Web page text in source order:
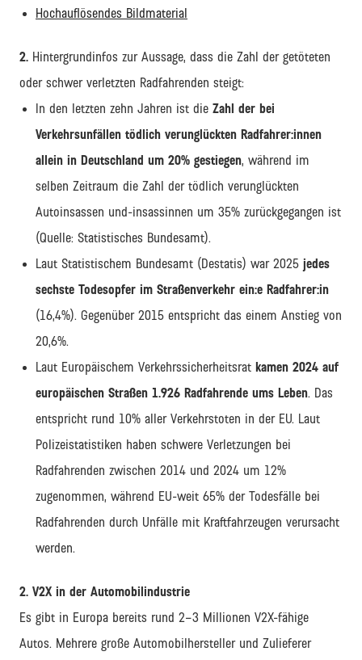
Hochauflösendes Bildmaterial
2. Hintergrundinfos zur Aussage, dass die Zahl der getöteten
oder schwer verletzten Radfahrenden steigt:
In den letzten zehn Jahren ist die Zahl der bei
Verkehrsunfällen tödlich verunglückten Radfahrer:innen
allein in Deutschland um 20% gestiegen, während im
selben Zeitraum die Zahl der tödlich verunglückten
Autoinsassen und-insassinnen um 35% zurückgegangen ist
(Quelle: Statistisches Bundesamt).
Laut Statistischem Bundesamt (Destatis) war 2025 jedes
sechste Todesopfer im Straßenverkehr ein:e Radfahrer:in
(16,4%). Gegenüber 2015 entspricht das einem Anstieg von
20,6%.
Laut Europäischem Verkehrssicherheitsrat kamen 2024 auf
europäischen Straßen 1.926 Radfahrende ums Leben. Das
entspricht rund 10% aller Verkehrstoten in der EU. Laut
Polizeistatistiken haben schwere Verletzungen bei
Radfahrenden zwischen 2014 und 2024 um 12%
zugenommen, während EU-weit 65% der Todesfälle bei
Radfahrenden durch Unfälle mit Kraftfahrzeugen verursacht
werden.
2. V2X in der Automobilindustrie
Es gibt in Europa bereits rund 2–3 Millionen V2X-fähige
Autos. Mehrere große Automobilhersteller und Zulieferer